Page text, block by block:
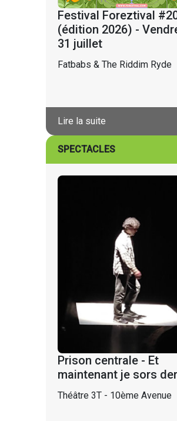
Festival Foreztival
(édition 2026) -
31 juillet
Fatbabs & The Riddim Ryde
Lire la suite
SPECTACLES
Prison centrale - Et
maintenant je sors
Théâtre 3T - 10ème Avenue